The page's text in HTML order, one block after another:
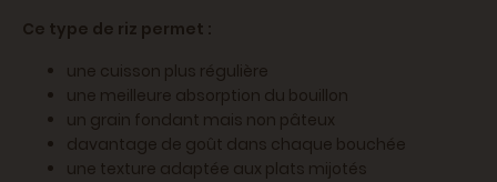
Ce type de riz permet :
une cuisson plus régulière
une meilleure absorption du bouillon
un grain fondant mais non pâteux
davantage de goût dans chaque bouchée
une texture adaptée aux plats mijotés